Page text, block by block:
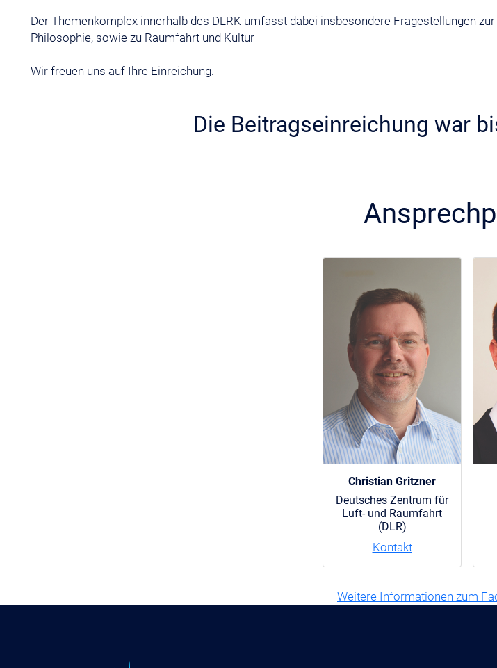
Der Themenkomplex innerhalb des DLRK umfasst dabei insbesondere Fragestellungen
Philosophie, sowie zu Raumfahrt und Kultur
Wir freuen uns auf Ihre Einreichung.
Die Beitragseinreichung war
Christian Gritzner
Deutsches Zentrum für
Luft- und Raumfahrt
(DLR)
Kontakt
Weitere Informationen zum